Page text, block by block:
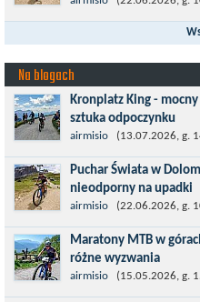
wymagający etap i cel
maratonie MTB w
Na blogach
Kronplatz King -
sztuka odpoczynku
Kronplatz King, epicki
włoskich Alpach –
dystansie 60 km, ze...
airmisio (13.07.2026, g.
Puchar Świata w
nieodporny na upadki
Czerwiec w moim planie
wymagający etap i cel
maratonie MTB w
airmisio (22.06.2026, g.
Maratony MTB w
różne wyzwania
Maj to idealny czas, by z
znacznie bardziej
airmisio (15.05.2026, g.